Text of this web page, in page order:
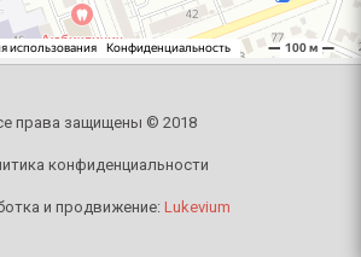
права защищены © 2018
конфиденциальности
и продвижение: Lukevium